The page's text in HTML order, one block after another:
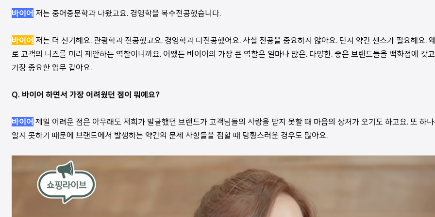
바이어 저는 중어중문학과 나왔고요. 경영학을 복수전공했습니다.
바이어 저는 더 신기해요. 관광학과 전공했고요. 경영학과 다전공했어요. 사실 전공을 중요하지 않아요. 단지 약간 센스가 필요해요.
로 고객의 니즈를 미리 제안하는 역할이니까요. 어쨌든 바이어의 가장 큰 역할은 얼마나 많은, 다양한, 좋은 브랜드들을 백화점에 갖
가장 중요한 업무 같아요.
Q. 바이어 하면서 가장 어려웠던 점이 뭐예요?
바이어 제일 어려운 점은 아무래도 저희가 발굴했던 브랜드가 고객님들의 사랑을 받지 못할 때 마음의 상처가 오기도 하고요. 또 하
알지 못하기 때문에 브랜드에서 발생하는 약간의 문제 사항들을 접할 때 당황스러운 경우도 많아요.